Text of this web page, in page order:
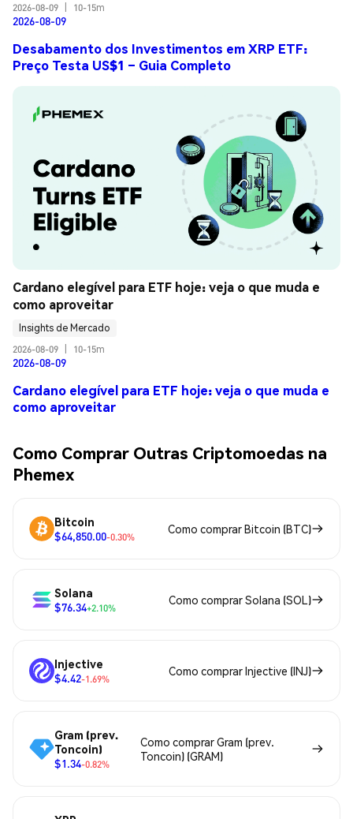
2026-08-09
10-15m
2026-08-09
Desabamento dos Investimentos em XRP ETF:
Preço Testa US$1 – Guia Completo
Cardano elegível para ETF hoje: veja o que muda e
como aproveitar
Insights de Mercado
2026-08-09
10-15m
2026-08-09
Cardano elegível para ETF hoje: veja o que muda e
como aproveitar
Como Comprar Outras Criptomoedas na
Phemex
Bitcoin
$64,850.00-0.30%
Como comprar Bitcoin (BTC)
Solana
$76.34+2.10%
Como comprar Solana (SOL)
Injective
$4.42-1.69%
Como comprar Injective (INJ)
Gram (prev.
Toncoin)
$1.34-0.82%
Como comprar Gram (prev.
Toncoin) (GRAM)